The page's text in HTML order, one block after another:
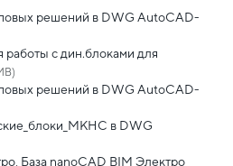
решений в DWG AutoCAD-
с дин.блоками для
решений в DWG AutoCAD-
в DWG
База nanoCAD BIM Электро